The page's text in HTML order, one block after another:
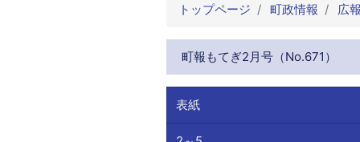
トップページ 町政情報 広報
町報もてぎ2月号（No.671）
表紙